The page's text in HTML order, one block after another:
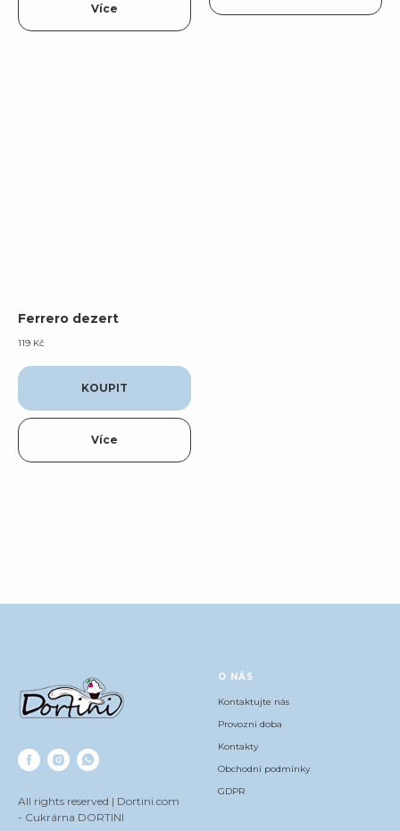
Více
Ferrero dezert
119 Kč
KOUPIT
Více
All rights reserved | Dortini.com
- Cukrárna DORTINI
O NÁS
Kontaktujte nás
Provozni doba
Kontakty
Obchodní podmínky
GDPR